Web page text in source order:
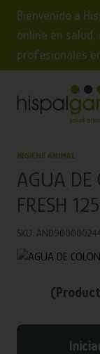
Bienvenido a
online en
profesionales
HIGIENE ANIMAL
AGUA DE
FRESH
SKU: